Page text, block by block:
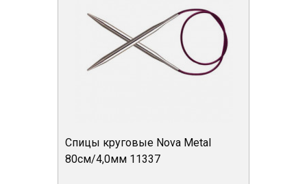
Спицы круговые Nova Metal
80см/4,0мм 11337